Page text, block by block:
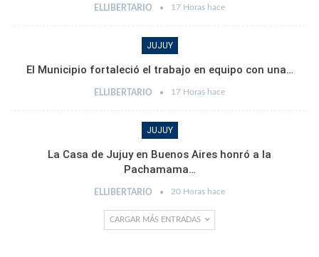
ELLIBERTARIO 17 Horas hace
JUJUY
El Municipio fortaleció el trabajo en equipo con una…
ELLIBERTARIO 17 Horas hace
JUJUY
La Casa de Jujuy en Buenos Aires honró a la
Pachamama…
ELLIBERTARIO 20 Horas hace
CARGAR MÁS ENTRADAS